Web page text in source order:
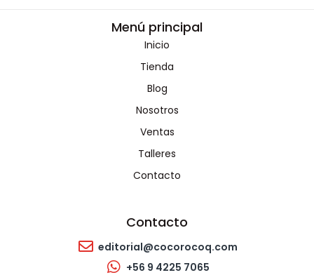
Menú principal
Inicio
Tienda
Blog
Nosotros
Ventas
Talleres
Contacto
Contacto
editorial@cocorocoq.com
+56 9 4225 7065